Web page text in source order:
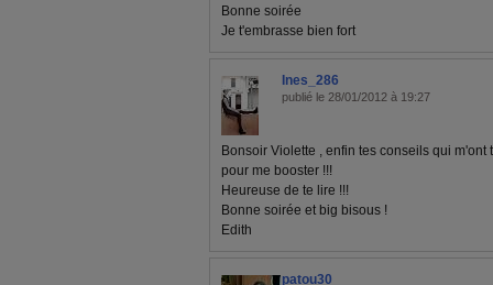
Bonne soirée
Je t'embrasse bien fort
Ines_286
publié le 28/01/2012 à 19:27
Bonsoir Violette , enfin tes conseils qui
pour me booster !!!
Heureuse de te lire !!!
Bonne soirée et big bisous !
Edith
patou30